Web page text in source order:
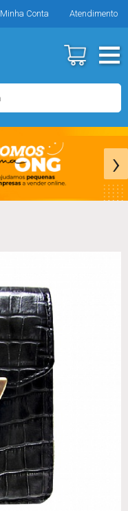
Minha Conta Atendimento
›